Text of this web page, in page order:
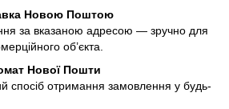
Новою Поштою
за вказаною адресою — зручно для
об’єкта.
Нової Пошти
спосіб отримання замовлення у будь-